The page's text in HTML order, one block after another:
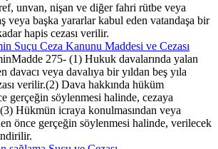
unvan, nişan ve diğer fahri rütbe veya
veya başka yararlar kabul eden vatandaşa bir
hapis cezası verilir.
Suçu Ceza Kanunu Maddesi ve Cezası
275- (1) Hukuk davalarında yalan
davacı veya davalıya bir yıldan beş yıla
verilir.(2) Dava hakkında hüküm
gerçeğin söylenmesi halinde, cezaya
Hükmün icraya konulmasından veya
önce gerçeğin söylenmesi halinde, verilecek